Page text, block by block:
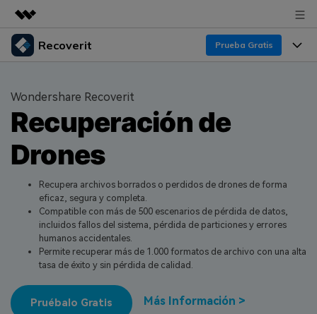
Productos destacados
Utilidades
Soluciones
Quiénes somos
Sala de prensa
Tienda
Soporte
Recoverit Prueba Gratis
Recoverit para Windows
Líder en recuperación para Windows
Pruébalo Gratis
Recoverit para Mac
Recupera datos ilimitados del sistema Mac
Pruébalo Gratis
Funciones
Recuperar de Unidades
Recuperar Medios Borrados
Soluciones de Recuperación Exclusivas Nuevo
Recuperar Documentos
Recursos
Por qué Recoverit
Experto en Recuperación de Datos
Historias de Clientes
Temas Destacados
DESCARGAR
Wondershare Recoverit
Recuperación de
Drones
Recupera archivos borrados o perdidos de drones de forma
eficaz, segura y completa.
Compatible con más de 500 escenarios de pérdida de datos,
incluidos fallos del sistema, pérdida de particiones y errores
humanos accidentales.
Permite recuperar más de 1.000 formatos de archivo con una alta
tasa de éxito y sin pérdida de calidad.
Pruébalo Gratis Más Información >